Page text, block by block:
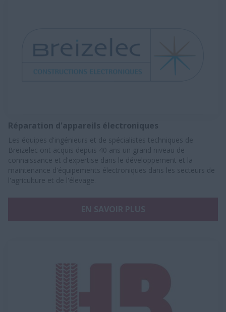
Réparation d'appareils électroniques
Les équipes d'ingénieurs et de spécialistes techniques de
Breizelec ont acquis depuis 40 ans un grand niveau de
connaissance et d'expertise dans le développement et la
maintenance d'équipements électroniques dans les secteurs de
l'agriculture et de l'élevage.